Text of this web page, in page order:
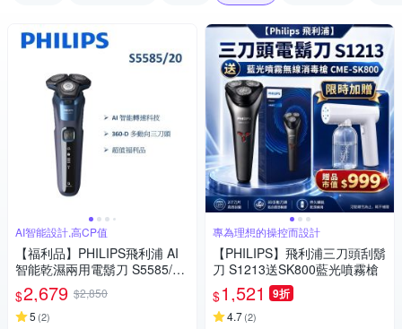
AI智能設計,高CP值
【福利品】PHILIPS飛利浦 AI
智能乾濕兩用電鬍刀 S5585/20
(一年保固)
$2,679 $2,850
5 (2)
專為理想的操控而設計
【PHILIPS】飛利浦三刀頭刮鬍
刀 S1213送SK800藍光噴霧槍
$1,521 9折
4.7(2)